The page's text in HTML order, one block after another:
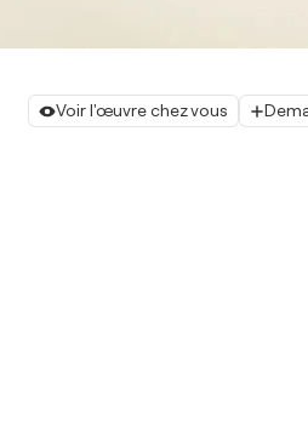
Voir l'œuvre chez vous